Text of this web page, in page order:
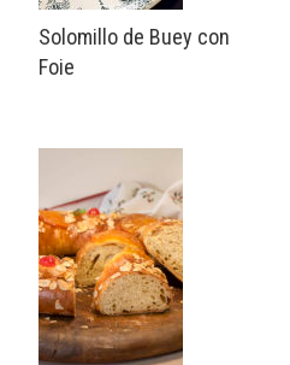
Solomillo de Buey con
Foie